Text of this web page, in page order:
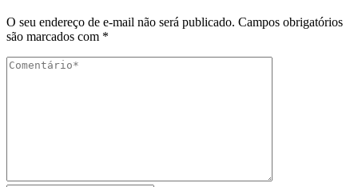
O seu endereço de e-mail não será publicado. Campos obrigatórios
são marcados com *